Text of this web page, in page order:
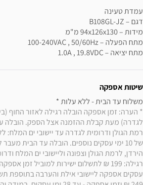
מתח יציאה – 1.0A , 19.8VDC
שיטות אספקה
משלוח עד הבית - ללא עלות *